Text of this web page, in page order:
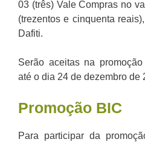
03 (três) Vale Compras no
(trezentos e cinquenta
Dafiti.
Serão aceitas na
até o dia 24 de dezembro de
Promoção BIC
Para participar da